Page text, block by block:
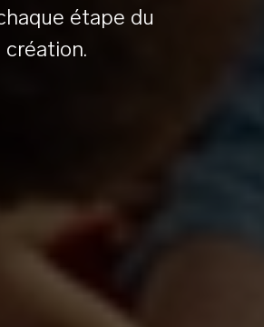
étape du
création.